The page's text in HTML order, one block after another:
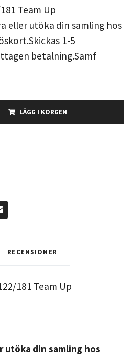
Team Up
eller utöka din samling hos
1-5
betalning.Samf
LÄGG I KORGEN
RECENSIONER
181 Team Up
utöka din samling hos